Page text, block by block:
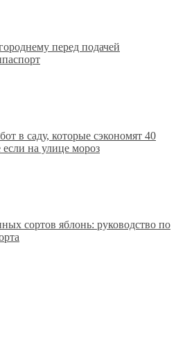
перед подачей
в саду, которые сэкономят 40
на улице мороз
сортов яблонь: руководство по